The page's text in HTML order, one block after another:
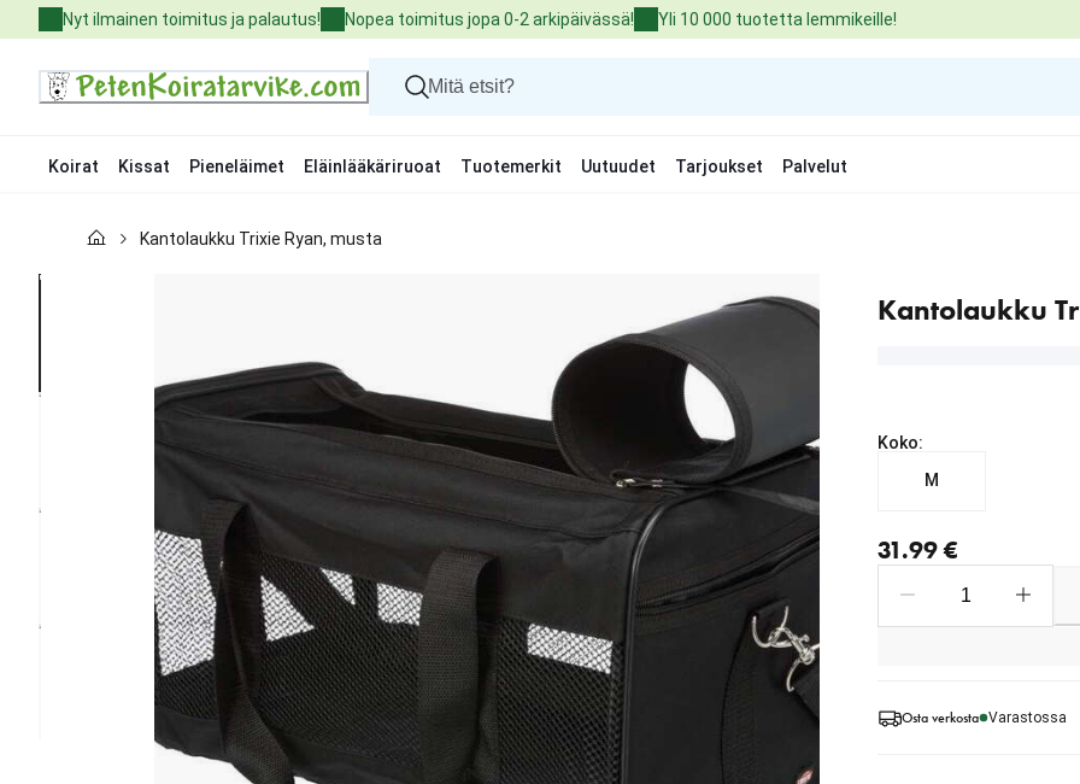
to
Nyt ilmainen toimitus ja palautus! Nopea toimitus jopa 0-2 arkipäivässä! Yli 10 000 tuotetta lemmikeille!
Koirat Kissat Pieneläimet Eläinlääkäriruoat Tuotemerkit Uutuudet Tarjoukset Palvelut
Kissat
Kantolaukku Trixie Ryan, musta
Kantolaukku
Koko:
M
31.99 €
Osta verkosta Varastossa